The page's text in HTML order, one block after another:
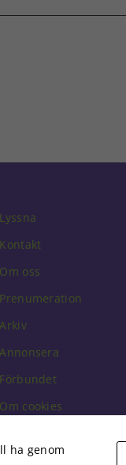
Lyssna
Kontakt
Om oss
Prenumeration
Arkiv
Annonsera
Förbundet
Om cookies
ha genom